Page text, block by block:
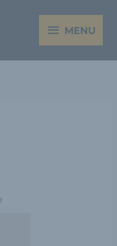
MENU
MENU